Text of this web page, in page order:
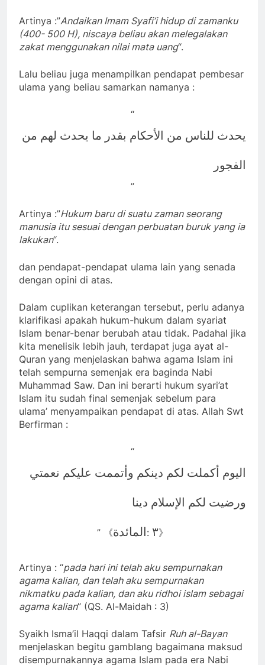
Artinya :”Andaikan Imam Syafi’i hidup di zamanku
(400- 500 H), niscaya beliau akan melegalakan
zakat menggunakan nilai mata uang“.
Lalu beliau juga menampilkan pendapat pembesar
ulama yang beliau samarkan namanya :
“
يحدث للناس من الأحكام بقدر ما يحدث لهم من
الفجور
”
Artinya :”Hukum baru di suatu zaman seorang
manusia itu sesuai dengan perbuatan buruk yang ia
lakukan“.
dan pendapat-pendapat ulama lain yang senada
dengan opini di atas.
Dalam cuplikan keterangan tersebut, perlu adanya
klarifikasi apakah hukum-hukum dalam syariat
Islam benar-benar berubah atau tidak. Padahal jika
kita menelisik lebih jauh, terdapat juga ayat al-
Quran yang menjelaskan bahwa agama Islam ini
telah sempurna semenjak era baginda Nabi
Muhammad Saw. Dan ini berarti hukum syari’at
Islam itu sudah final semenjak sebelum para
ulama’ menyampaikan pendapat di atas. Allah Swt
Berfirman :
“
اليوم أكملت لكم دينكم وأتممت عليكم نعمتي
ورضيت لكم الإسلام دينا
” 《المائدة: ٣》
Artinya : “pada hari ini telah aku sempurnakan
agama kalian, dan telah aku sempurnakan
nikmatku pada kalian, dan aku ridhoi islam sebagai
agama kalian” (QS. Al-Maidah : 3)
Syaikh Isma’il Haqqi dalam Tafsir Ruh al-Bayan
menjelaskan begitu gamblang bagaimana maksud
disempurnakannya agama Islam pada era Nabi